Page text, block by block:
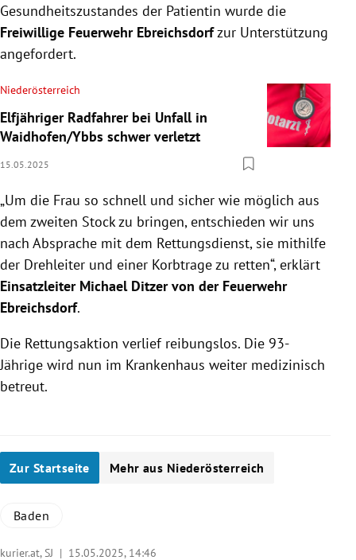
Gesundheitszustandes der Patientin wurde die
Freiwillige Feuerwehr Ebreichsdorfzur Unterstützung
angefordert.
Niederösterreich
Elfjähriger Radfahrer bei Unfall in
Waidhofen/Ybbs schwer verletzt
15.05.2025
„Um die Frau so schnell und sicher wie möglich aus
dem zweiten Stock zu bringen, entschieden wir uns
nach Absprache mit dem Rettungsdienst, sie mithilfe
der Drehleiter und einer Korbtrage zu retten“, erklärt
Einsatzleiter Michael Ditzer von der Feuerwehr
Ebreichsdorf.
Die Rettungsaktion verlief reibungslos. Die 93-
Jährige wird nun im Krankenhaus weiter medizinisch
betreut.
Zur Startseite Mehr aus Niederösterreich
Baden
kurier.at, SJ | 15.05.2025, 14:46